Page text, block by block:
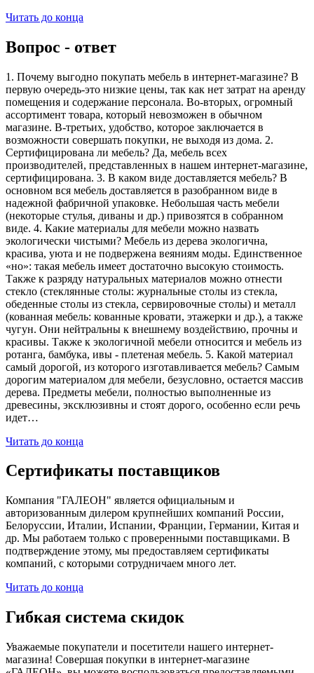
Читать до конца
Вопрос - ответ
1. Почему выгодно покупать мебель в интернет-магазине? В
первую очередь-это низкие цены, так как нет затрат на аренду
помещения и содержание персонала. Во-вторых, огромный
ассортимент товара, который невозможен в обычном
магазине. В-третьих, удобство, которое заключается в
возможности совершать покупки, не выходя из дома. 2.
Сертифицирована ли мебель? Да, мебель всех
производителей, представленных в нашем интернет-магазине,
сертифицирована. 3. В каком виде доставляется мебель? В
основном вся мебель доставляется в разобранном виде в
надежной фабричной упаковке. Небольшая часть мебели
(некоторые стулья, диваны и др.) привозятся в собранном
виде. 4. Какие материалы для мебели можно назвать
экологически чистыми? Мебель из дерева экологична,
красива, уюта и не подвержена веяниям моды. Единственное
«но»: такая мебель имеет достаточно высокую стоимость.
Также к разряду натуральных материалов можно отнести
стекло (стеклянные столы: журнальные столы из стекла,
обеденные столы из стекла, сервировочные столы) и металл
(кованная мебель: кованные кровати, этажерки и др.), а также
чугун. Они нейтральны к внешнему воздействию, прочны и
красивы. Также к экологичной мебели относится и мебель из
ротанга, бамбука, ивы - плетеная мебель. 5. Какой материал
самый дорогой, из которого изготавливается мебель? Самым
дорогим материалом для мебели, безусловно, остается массив
дерева. Предметы мебели, полностью выполненные из
древесины, эксклюзивны и стоят дорого, особенно если речь
идет…
Читать до конца
Сертификаты поставщиков
Компания "ГАЛЕОН" является официальным и
авторизованным дилером крупнейших компаний России,
Белоруссии, Италии, Испании, Франции, Германии, Китая и
др. Мы работаем только с проверенными поставщиками. В
подтверждение этому, мы предоставляем сертификаты
компаний, с которыми сотрудничаем много лет.
Читать до конца
Гибкая система скидок
Уважаемые покупатели и посетители нашего интернет-
магазина! Совершая покупки в интернет-магазине